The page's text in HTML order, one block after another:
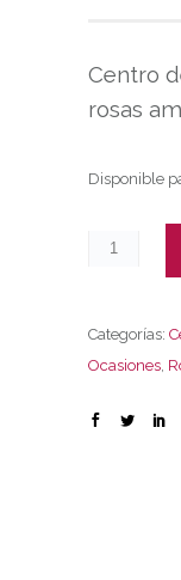
Centro
rosas
Disponible
Categorías:
Ocasiones